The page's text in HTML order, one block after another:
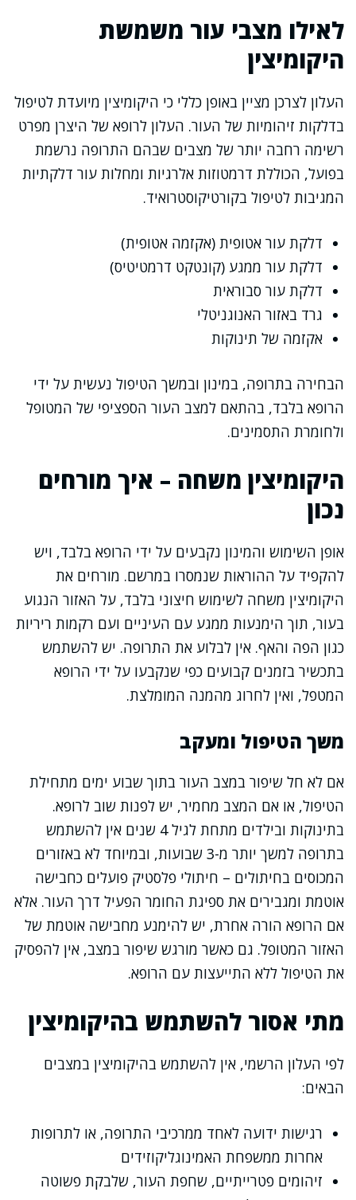
לאילו מצבי עור משמשת
היקומיצין
העלון לצרכן מציין באופן כללי כי היקומיצין מיועדת לטיפול
בדלקות זיהומיות של העור. העלון לרופא של היצרן מפרט
רשימה רחבה יותר של מצבים שבהם התרופה נרשמת
בפועל, הכוללת דרמטוזות אלרגיות ומחלות עור דלקתיות
המגיבות לטיפול בקורטיקוסטרואיד.
דלקת עור אטופית (אקזמה אטופית)
דלקת עור ממגע (קונטקט דרמטיטיס)
דלקת עור סבוראית
גרד באזור האנוגניטלי
אקזמה של תינוקות
הבחירה בתרופה, במינון ובמשך הטיפול נעשית על ידי
הרופא בלבד, בהתאם למצב העור הספציפי של המטופל
ולחומרת התסמינים.
היקומיצין משחה – איך מורחים
נכון
אופן השימוש והמינון נקבעים על ידי הרופא בלבד, ויש
להקפיד על ההוראות שנמסרו במרשם. מורחים את
היקומיצין משחה לשימוש חיצוני בלבד, על האזור הנגוע
בעור, תוך הימנעות ממגע עם העיניים ועם רקמות ריריות
כגון הפה והאף. אין לבלוע את התרופה. יש להשתמש
בתכשיר בזמנים קבועים כפי שנקבעו על ידי הרופא
המטפל, ואין לחרוג מהמנה המומלצת.
משך הטיפול ומעקב
אם לא חל שיפור במצב העור בתוך שבוע ימים מתחילת
הטיפול, או אם המצב מחמיר, יש לפנות שוב לרופא.
בתינוקות ובילדים מתחת לגיל 4 שנים אין להשתמש
בתרופה למשך יותר מ-3 שבועות, ובמיוחד לא באזורים
המכוסים בחיתולים – חיתולי פלסטיק פועלים כחבישה
אוטמת ומגבירים את ספיגת החומר הפעיל דרך העור. אלא
אם הרופא הורה אחרת, יש להימנע מחבישה אוטמת של
האזור המטופל. גם כאשר מורגש שיפור במצב, אין להפסיק
את הטיפול ללא התייעצות עם הרופא.
מתי אסור להשתמש בהיקומיצין
לפי העלון הרשמי, אין להשתמש בהיקומיצין במצבים
הבאים:
רגישות ידועה לאחד ממרכיבי התרופה, או לתרופות
אחרות ממשפחת האמינוגליקוזידים
זיהומים פטרייתיים, שחפת העור, שלבקת פשוטה